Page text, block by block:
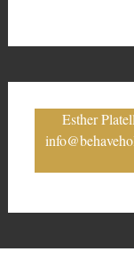
Esther